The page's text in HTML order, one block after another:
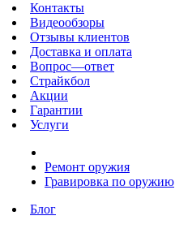
Контакты
Видеообзоры
Отзывы клиентов
Доставка и оплата
Вопрос—ответ
Страйкбол
Акции
Гарантии
Услуги
Ремонт оружия
Гравировка по оружию
Блог